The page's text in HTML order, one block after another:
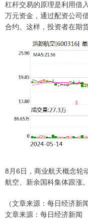
杠杆交易的原理是利用借
万元资金，通过配资公司
合约。这样，投资者在期
8月6日，商业航天概念轮
航空、新余国科集体跟涨。
（文章来源：每日经济新闻
文章来源：每日经济新闻